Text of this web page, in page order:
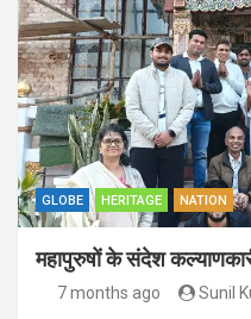
GLOBE HERITAGE NATION
महापुरुषों के संदेश
7 months ago Sunil